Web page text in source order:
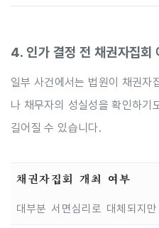
4. 인가 결정 전 채권자집회
일부 사건에서는 법원이 채권자
나 채무자의 성실성을 확인하기
길어질 수 있습니다.
채권자집회 개최 여부
대부분 서면심리로 대체되지